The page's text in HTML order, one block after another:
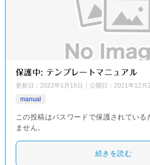
保護中: テンプレートマニュアル
更新日： 2022年1月16日 公開日： 2021年12月
manual
この投稿はパスワードで保護されている
ません。
続きを読む